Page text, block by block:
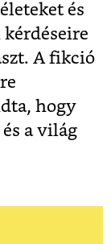
és
A fikció
hogy
a világ